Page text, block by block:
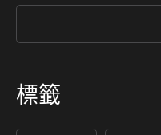
標籤